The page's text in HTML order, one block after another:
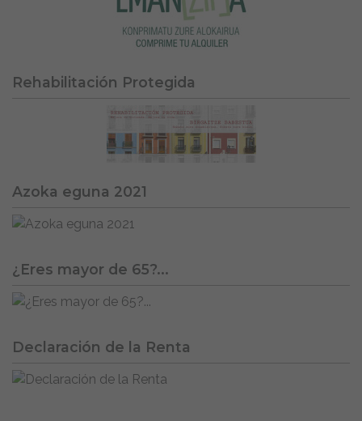
Rehabilitación Protegida
Azoka eguna 2021
¿Eres mayor de 65?...
Declaración de la Renta